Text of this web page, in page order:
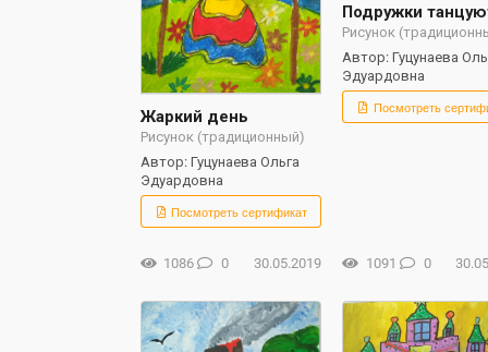
Жаркий день
Рисунок (традиционный)
Автор: Гуцунаева Ольга
Эдуардовна
Посмотреть сертификат
30.05.2019
1086 0
Подружки
Рисунок
Автор: Гуцунаева
Эдуардовна
Посмотреть
1091 0